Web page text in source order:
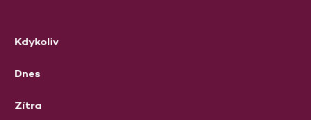
Kdykoliv
Dnes
Zítra